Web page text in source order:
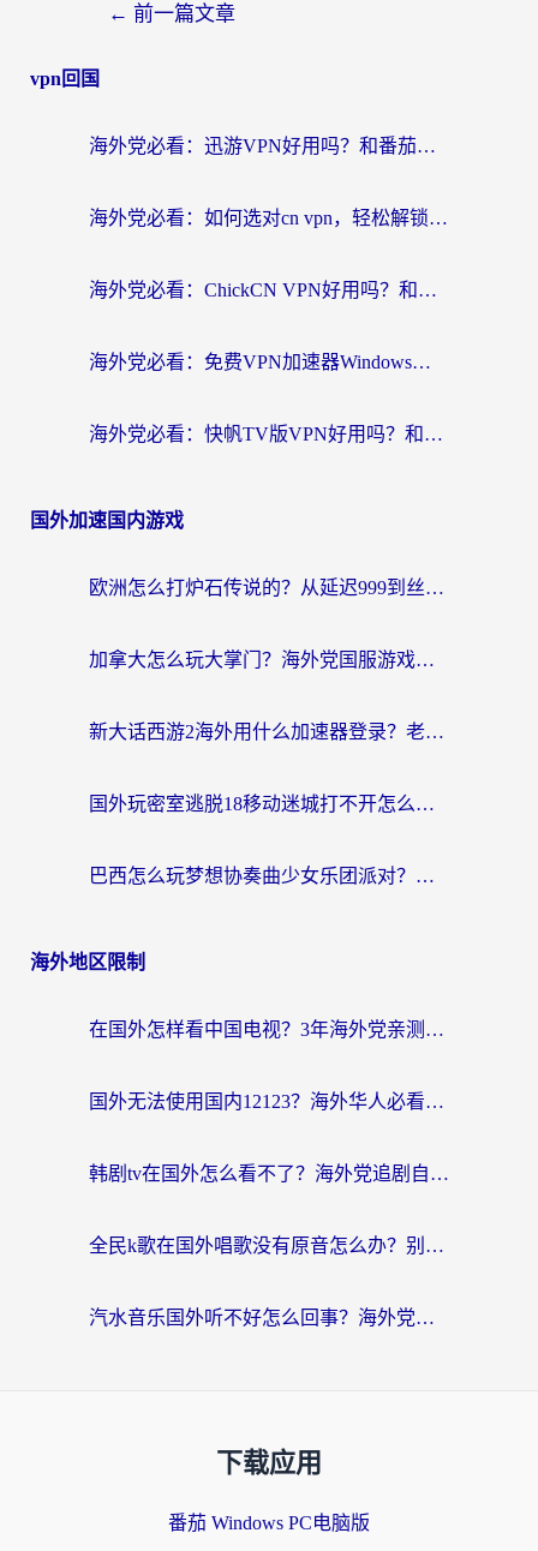
← 前一篇文章
vpn回国
海外党必看：迅游VPN好用吗？和番茄加速器VPN对比哪个回国效果更好？
海外党必看：如何选对cn vpn，轻松解锁国内影音游戏？
海外党必看：ChickCN VPN好用吗？和星河VPN对比哪个回国效果更好？附真实体验+避坑指南
海外党必看：免费VPN加速器Windows版怎么选？附真实测评与无缝访问国内资源指南
海外党必看：快帆TV版VPN好用吗？和hi龟龟VPN对比哪个回国效果更好？附免费加速器选择指南
国外加速国内游戏
欧洲怎么打炉石传说的？从延迟999到丝滑上分，我找到了靠谱加速器
加拿大怎么玩大掌门？海外党国服游戏加速避坑指南（附实用工具推荐）
新大话西游2海外用什么加速器登录？老玩家亲测有效的国服游戏加速指南
国外玩密室逃脱18移动迷城打不开怎么办？海外玩家亲测有效的解决指南
巴西怎么玩梦想协奏曲少女乐团派对？海外党必看的国服游戏加速全攻略（附波兰天涯明月刀实用技巧）
海外地区限制
在国外怎样看中国电视？3年海外党亲测有效的追剧加速器指南
国外无法使用国内12123？海外华人必看：选对回国加速器，解决迪拜语音+12123访问难题
韩剧tv在国外怎么看不了？海外党追剧自由的终极解决方案来了
全民k歌在国外唱歌没有原音怎么办？别让地域限制毁了你的麦霸时刻
汽水音乐国外听不好怎么回事？海外党亲测有效的回国加速方案来了
下载应用
番茄 Windows PC电脑版